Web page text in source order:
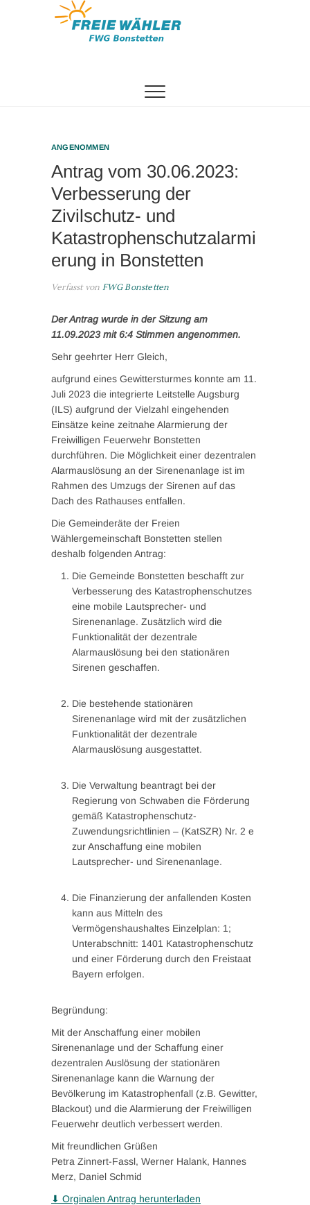
Wählergemeinschaft
ANGENOMMEN
Antrag vom 30.06.2023:
Verbesserung der
Zivilschutz- und
Katastrophenschutzalarmi
erung in Bonstetten
Verfasst von FWG Bonstetten
Der Antrag wurde in der Sitzung am
11.09.2023 mit 6:4 Stimmen angenommen.
Sehr geehrter Herr Gleich,
aufgrund eines Gewittersturmes konnte am 11.
Juli 2023 die integrierte Leitstelle Augsburg
(ILS) aufgrund der Vielzahl eingehenden
Einsätze keine zeitnahe Alarmierung der
Freiwilligen Feuerwehr Bonstetten
durchführen. Die Möglichkeit einer dezentralen
Alarmauslösung an der Sirenenanlage ist im
Rahmen des Umzugs der Sirenen auf das
Dach des Rathauses entfallen.
Die Gemeinderäte der Freien
Wählergemeinschaft Bonstetten stellen
deshalb folgenden Antrag:
Die Gemeinde Bonstetten beschafft zur
Verbesserung des Katastrophenschutzes
eine mobile Lautsprecher- und
Sirenenanlage. Zusätzlich wird die
Funktionalität der dezentrale
Alarmauslösung bei den stationären
Sirenen geschaffen.
Die bestehende stationären
Sirenenanlage wird mit der zusätzlichen
Funktionalität der dezentrale
Alarmauslösung ausgestattet.
Die Verwaltung beantragt bei der
Regierung von Schwaben die Förderung
gemäß Katastrophenschutz-
Zuwendungsrichtlinien – (KatSZR) Nr. 2 e
zur Anschaffung eine mobilen
Lautsprecher- und Sirenenanlage.
Die Finanzierung der anfallenden Kosten
kann aus Mitteln des
Vermögenshaushaltes Einzelplan: 1;
Unterabschnitt: 1401 Katastrophenschutz
und einer Förderung durch den Freistaat
Bayern erfolgen.
Begründung:
Mit der Anschaffung einer mobilen
Sirenenanlage und der Schaffung einer
dezentralen Auslösung der stationären
Sirenenanlage kann die Warnung der
Bevölkerung im Katastrophenfall (z.B. Gewitter,
Blackout) und die Alarmierung der Freiwilligen
Feuerwehr deutlich verbessert werden.
Mit freundlichen Grüßen
Petra Zinnert-Fassl, Werner Halank, Hannes
Merz, Daniel Schmid
⬇ Orginalen Antrag herunterladen